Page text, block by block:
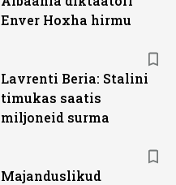
Enver Hoxha hirmu
Lavrenti Beria: Stalini
timukas saatis
miljoneid surma
Majanduslikud